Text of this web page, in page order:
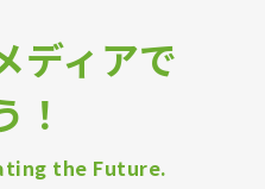
ディアで
！
the Future.